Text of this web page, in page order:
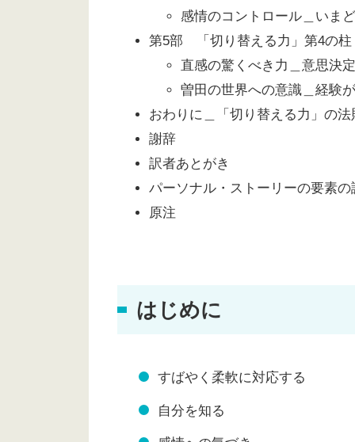
感情のコントロール＿いま
第5部 「切り替える力」第4の
直感の驚くべき力＿意思決
曽田の世界への意識＿経験
おわりに＿「切り替える力」の法
謝辞
訳者あとがき
パーソナル・ストーリーの要素の
原注
はじめに
すばやく柔軟に対応する
自分を知る